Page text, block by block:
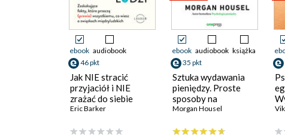
ebook audiobook
46 pkt
Jak NIE stracić
przyjaciół i NIE
zrażać do siebie
ludzi. Zaskakujące
(prawie)
Eric Barker
ebook audiobook książka
35 pkt
Sztuka wydawania
pieniędzy. Proste
sposoby na
pełniejsze życie
Morgan Housel